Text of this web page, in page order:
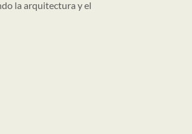
la arquitectura y el